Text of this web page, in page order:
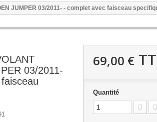
JUMPER 03/2011- - complet avec faisceau
03/2011-
69,00 €
Quantité